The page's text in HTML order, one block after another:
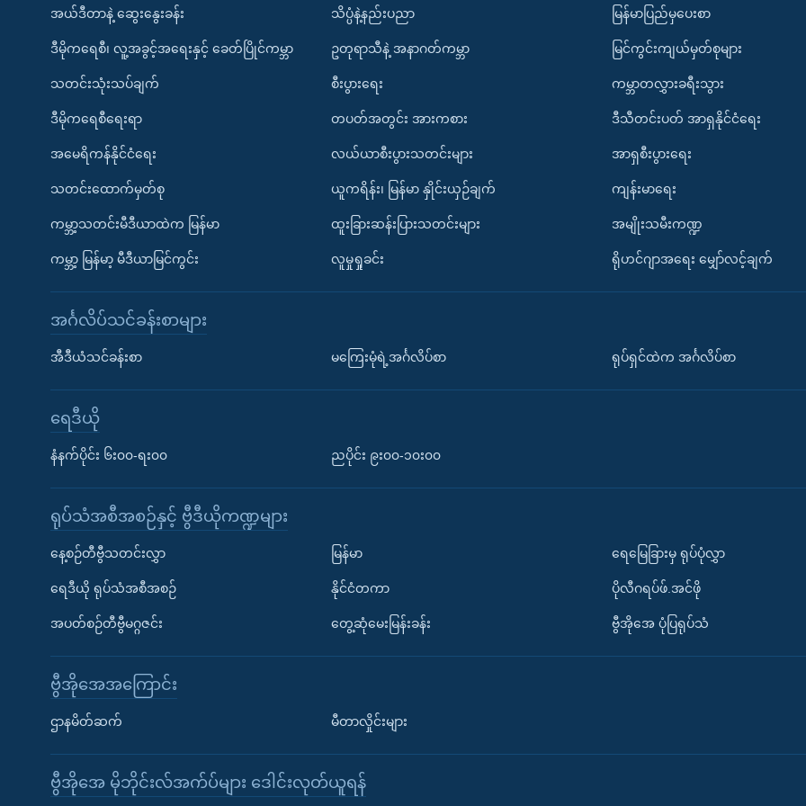
Learning English
အယ်ဒီတာနဲ့ ဆွေးနွေးခန်း
ဒီမိုကရေစီ၊ လူ့အခွင့်အရေးနှင့် ခေတ်ပြိုင်ကမ္ဘာ
သတင်းသုံးသပ်ချက်
ဒီမိုကရေစီရေးရာ
အမေရိကန်နိုင်ငံရေး
သတင်းထောက်မှတ်စု
ကမ္ဘာ့သတင်းမီဒီယာထဲက မြန်မာ
ကမ္ဘာ့ မြန်မာ့ မီဒီယာမြင်ကွင်း
သိပ္ပံနဲ့နည်းပညာ
ဥတုရာသီနဲ့ အနာဂတ်ကမ္ဘာ
စီးပွားရေး
တပတ်အတွင်း အားကစား
လယ်ယာစီးပွားသတင်းများ
ယူကရိန်း၊ မြန်မာ နှိုင်းယှဉ်ချက်
ထူးခြားဆန်းပြားသတင်းများ
လူမှုရှုခင်း
မြန်မာပြည်မှပေးစာ
မြင်ကွင်းကျယ်မှတ်စုများ
ကမ္ဘာတလွှားခရီးသွား
ဒီသီတင်းပတ် အာရှနိုင်ငံရေး
အာရှစီးပွားရေး
ကျန်းမာရေး
အမျိုးသမီးကဏ္ဍ
ရိုဟင်ဂျာအရေး မျှော်လင့်ချက်
အင်္ဂလိပ်သင်ခန်းစာများ
အီဒီယံသင်ခန်းစာ မကြေးမုံရဲ့အင်္ဂလိပ်စာ ရုပ်ရှင်ထဲက အင်္ဂလိပ်စာ
ရေဒီယို
နံနက်ပိုင်း ၆း၀၀-ရး၀၀ ညပိုင်း ၉း၀၀-၁၀း၀၀
ရုပ်သံအစီအစဉ်နှင့် ဗွီဒီယိုကဏ္ဍများ
နေ့စဉ်တီဗွီသတင်းလွှာ
ရေဒီယို ရုပ်သံအစီအစဉ်
အပတ်စဉ်တီဗွီမဂ္ဂဇင်း
မြန်မာ
နိုင်ငံတကာ
တွေ့ဆုံမေးမြန်းခန်း
ရေမြေခြားမှ ရုပ်ပုံလွှာ
ပိုလီဂရပ်ဖ်.အင်ဖို
ဗွီအိုအေ ပုံပြရုပ်သံ
ဗွီအိုအေအကြောင်း
ဌာနမိတ်ဆက် မီတာလှိုင်းများ
ဗွီအိုအေ မိုဘိုင်းလ်အက်ပ်များ ဒေါင်းလုတ်ယူရန်